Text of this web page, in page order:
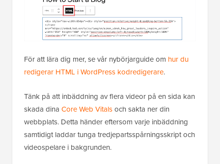
För att lära dig mer, se vår nybörjarguide om hur du
redigerar HTML i WordPress kodredigerare.
Tänk på att inbäddning av flera videor på en sida kan
skada dina Core Web Vitalsoch sakta ner din
webbplats. Detta händer eftersom varje inbäddning
samtidigt laddar tunga tredjepartsspårningsskript och
videospelare i bakgrunden.